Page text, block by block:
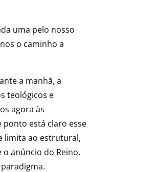
uma pelo nosso
o caminho a
a manhã, a
teológicos e
agora às
ponto está claro esse
limita ao estrutural,
anúncio do Reino.